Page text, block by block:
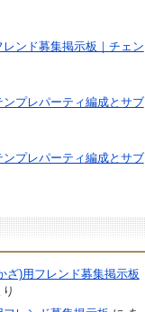
レンド募集掲示板｜チェン
ンプレパーティ編成とサブ
ンプレパーティ編成とサブ
ざ)用フレンド募集掲示板
り